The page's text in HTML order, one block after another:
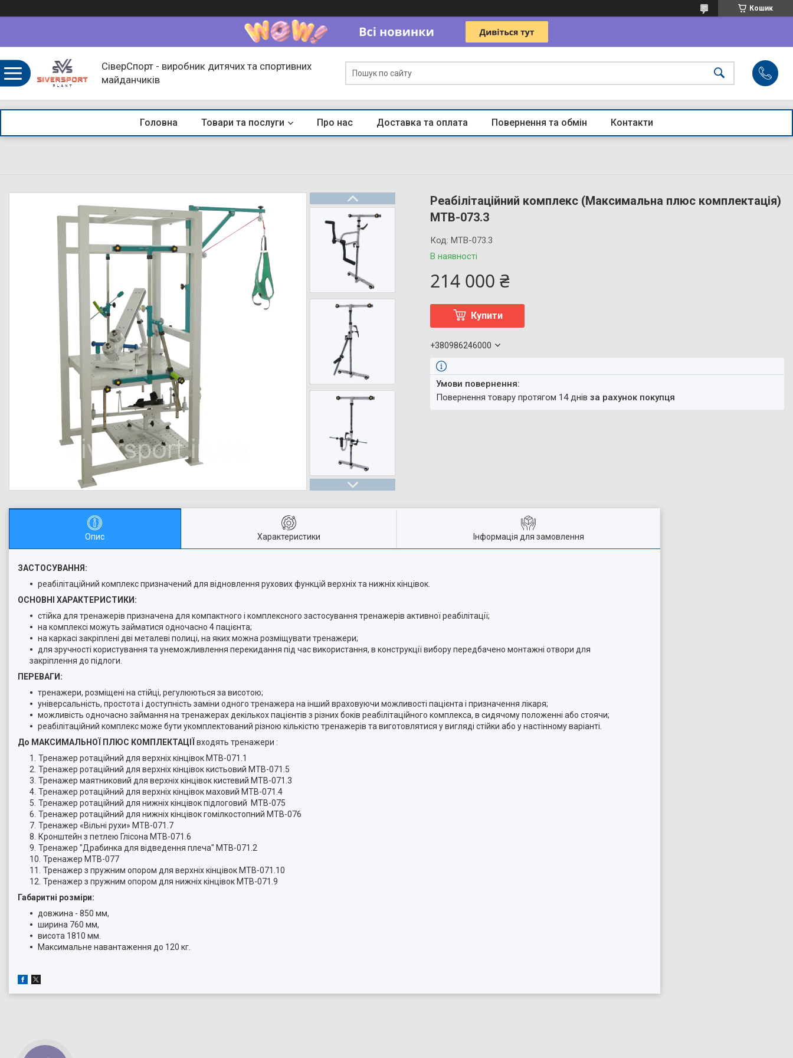
Кошик
СіверСпорт - виробник дитячих та спортивних
майданчиків
Головна Товари та послуги Про нас Доставка та оплата Повернення та обмін Контакти
Реабілітаційний комплекс (Максимальна плюс комплектація)
МТВ-073.3
В наявності
Код:МТВ-073.3
214 000 ₴
Купити
+380986246000
повернення товару протягом 14 днівза рахунок покупця
Опис Характеристики Інформація для замовлення
ЗАСТОСУВАННЯ:
реабілітаційний комплекс призначений для відновлення рухових функцій верхніх та нижніх кінцівок.
ОСНОВНІ ХАРАКТЕРИСТИКИ:
стійка для тренажерів призначена для компактного і комплексного застосування тренажерів активної реабілітації;
на комплексі можуть займатися одночасно 4 пацієнта;
на каркасі закріплені дві металеві полиці, на яких можна розміщувати тренажери;
для зручності користування та унеможливлення перекидання під час використання, в конструкції вибору передбачено монтажні отвори для
закріплення до підлоги.
ПЕРЕВАГИ:
тренажери, розміщені на стійці, регулюються за висотою;
універсальність, простота і доступність заміни одного тренажера на інший враховуючи можливості пацієнта і призначення лікаря;
можливість одночасно займання на тренажерах декількох пацієнтів з різних боків реабілітаційного комплекса, в сидячому положенні або стоячи;
реабілітаційний комплекс може бути укомплектований різною кількістю тренажерів та виготовлятися у вигляді стійки або у настінному варіанті.
До МАКСИМАЛЬНОЇ ПЛЮС КОМПЛЕКТАЦІЇ
входять тренажери :
Тренажер ротаційний для верхніх кінцівок МТВ-071.1
Тренажер ротаційний для верхніх кінцівок кистьовий МТВ-071.5
Тренажер маятниковий для верхніх кінцівок кистевий МТВ-071.3
Тренажер ротаційний для верхніх кінцівок маховий МТВ-071.4
Тренажер ротаційний для нижніх кінцівок підлоговий МТВ-075
Тренажер ротаційний для нижніх кінцівок гомілкостопний МТВ-076
Тренажер «Вільні рухи» МТВ-071.7
Кронштейн з петлею Глісона МТВ-071.6
Тренажер "Драбинка для відведення плеча" МТВ-071.2
Тренажер МТВ-077
Тренажер з пружним опором для верхніх кінцівок МТВ-071.10
Тренажер з пружним опором для нижніх кінцівок МТВ-071.9
Габаритні розміри:
довжина - 850 мм,
ширина 760 мм,
висота 1810 мм.
Максимальне навантаження до 120 кг.